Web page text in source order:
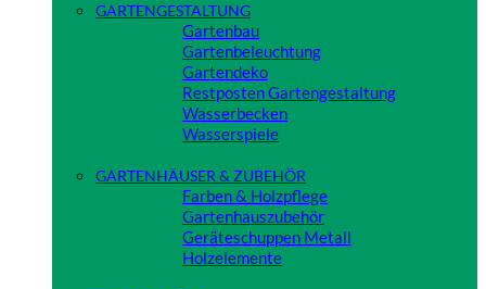
GARTENGESTALTUNG
Gartenbau
Gartenbeleuchtung
Gartendeko
Restposten Gartengestaltung
Wasserbecken
Wasserspiele
GARTENHÄUSER & ZUBEHÖR
Farben & Holzpflege
Gartenhauszubehör
Geräteschuppen Metall
Holzelemente